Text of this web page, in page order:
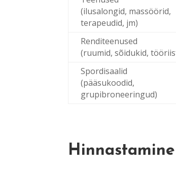
(ilusalongid, massöörid,
terapeudid, jm)
Renditeenused
(ruumid, sõidukid,
Spordisaalid
(pääsukoodid,
grupibroneeringud)